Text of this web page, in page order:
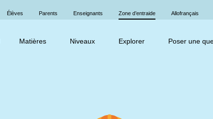
Élèves Parents Enseignants Zone d’entraide Allofrançais
Matières Niveaux Explorer Poser une